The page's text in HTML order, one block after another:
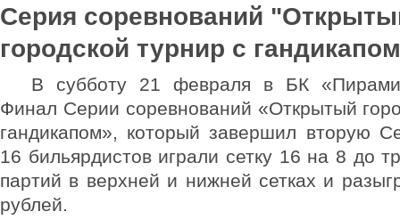
Серия соревнований
городской турнир с
В субботу 21 февраля в БК
Финал Серии соревнований «Открытый
гандикапом», который завершил вторую
16 бильярдистов играли сетку 16 на 8 до
партий в верхней и нижней сетках и
рублей.